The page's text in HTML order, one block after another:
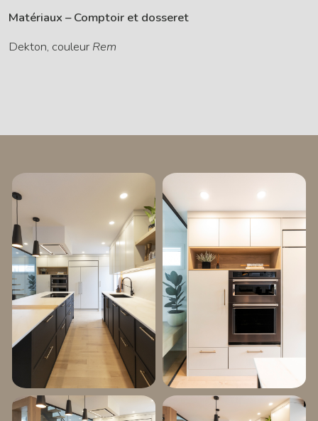
Matériaux – Comptoir et dosseret
Dekton, couleur Rem